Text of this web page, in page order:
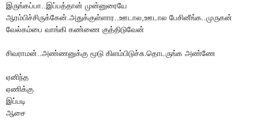
இருங்கப்பா..இப்பத்தான் முன்னுரையே
ஆரம்பிச்சிருக்கேன்.அதுக்குள்ளார..ஊடால,ஊடால பேசினீங்க..முருகன்
வேல்கம்பை வாங்கி கண்ணை குத்திடுவேன்
சிவராமன்..அண்ணனுக்கு மூடு கிளம்பிடுச்சு.தொடருங்க அண்ணே
ஏனிந்த
ஏணிக்கு
இப்படி
ஆசை